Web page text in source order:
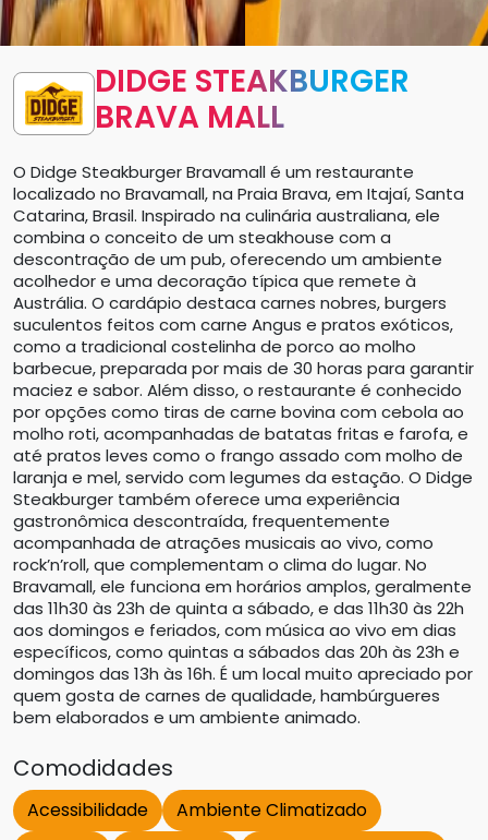
DIDGE STEAKBURGER
BRAVA MALL
O Didge Steakburger Bravamall é um restaurante
localizado no Bravamall, na Praia Brava, em Itajaí, Santa
Catarina, Brasil. Inspirado na culinária australiana, ele
combina o conceito de um steakhouse com a
descontração de um pub, oferecendo um ambiente
acolhedor e uma decoração típica que remete à
Austrália. O cardápio destaca carnes nobres, burgers
suculentos feitos com carne Angus e pratos exóticos,
como a tradicional costelinha de porco ao molho
barbecue, preparada por mais de 30 horas para garantir
maciez e sabor. Além disso, o restaurante é conhecido
por opções como tiras de carne bovina com cebola ao
molho roti, acompanhadas de batatas fritas e farofa, e
até pratos leves como o frango assado com molho de
laranja e mel, servido com legumes da estação. O Didge
Steakburger também oferece uma experiência
gastronômica descontraída, frequentemente
acompanhada de atrações musicais ao vivo, como
rock’n’roll, que complementam o clima do lugar. No
Bravamall, ele funciona em horários amplos, geralmente
das 11h30 às 23h de quinta a sábado, e das 11h30 às 22h
aos domingos e feriados, com música ao vivo em dias
específicos, como quintas a sábados das 20h às 23h e
domingos das 13h às 16h. É um local muito apreciado por
quem gosta de carnes de qualidade, hambúrgueres
bem elaborados e um ambiente animado.
Comodidades
Acessibilidade
Ambiente Climatizado